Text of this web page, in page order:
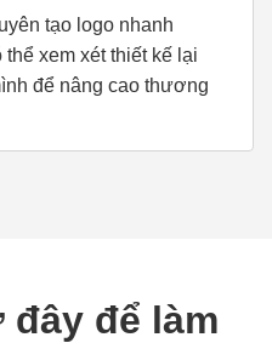
tạo logo nhanh
xem xét thiết kế lại
để nâng cao thương
để làm